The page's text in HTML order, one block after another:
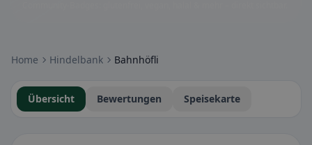
Home Hindelbank Bahnhöfli
Übersicht Bewertungen Speisekarte